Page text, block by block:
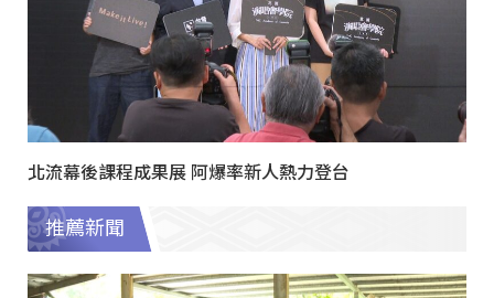
北流幕後課程成果展 阿爆率新人熱力登台
推薦新聞